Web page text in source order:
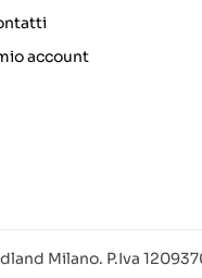
account
Milano. P.Iva